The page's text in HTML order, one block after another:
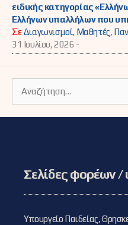
ειδικής κατηγορίας
Ελλήνων υπαλλήλων που
ΣεΔιαγωνισμοί, Μαθητές,
31 Ιουλίου, 2026 -
για:
Σελίδες φορέων /
Υπουργείο Παιδείας,